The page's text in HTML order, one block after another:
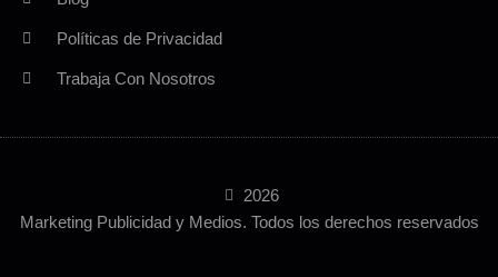
Políticas de Privacidad
Trabaja Con Nosotros
2026
Marketing Publicidad y Medios. Todos los derechos reservados